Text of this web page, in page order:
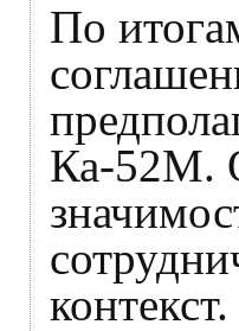
По
Ка-52М.
контекст.